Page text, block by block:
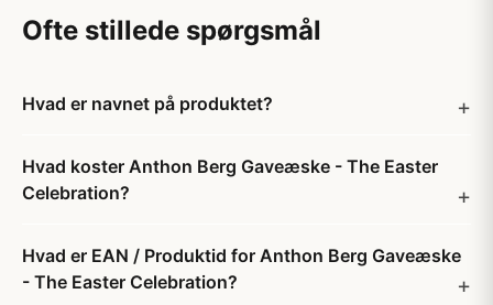
Ofte stillede spørgsmål
Hvad er navnet på produktet?
Hvad koster Anthon Berg Gaveæske - The Easter
Celebration?
Hvad er EAN / Produktid for Anthon Berg Gaveæske
- The Easter Celebration?